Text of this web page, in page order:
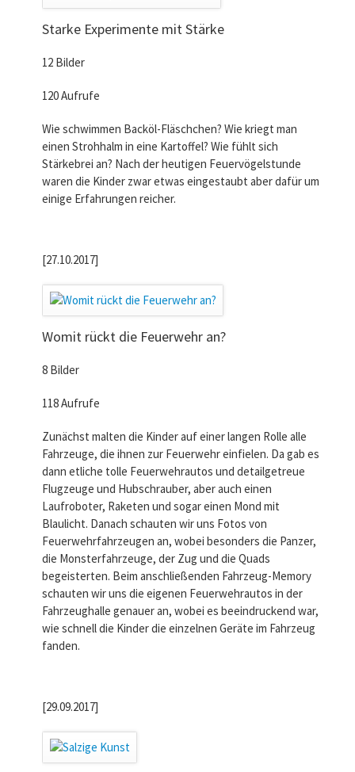
Starke Experimente mit Stärke
12 Bilder
120 Aufrufe
Wie schwimmen Backöl-Fläschchen? Wie kriegt man
einen Strohhalm in eine Kartoffel? Wie fühlt sich
Stärkebrei an? Nach der heutigen Feuervögelstunde
waren die Kinder zwar etwas eingestaubt aber dafür um
einige Erfahrungen reicher.
[27.10.2017]
Womit rückt die Feuerwehr an?
8 Bilder
118 Aufrufe
Zunächst malten die Kinder auf einer langen Rolle alle
Fahrzeuge, die ihnen zur Feuerwehr einfielen. Da gab es
dann etliche tolle Feuerwehrautos und detailgetreue
Flugzeuge und Hubschrauber, aber auch einen
Laufroboter, Raketen und sogar einen Mond mit
Blaulicht. Danach schauten wir uns Fotos von
Feuerwehrfahrzeugen an, wobei besonders die Panzer,
die Monsterfahrzeuge, der Zug und die Quads
begeisterten. Beim anschließenden Fahrzeug-Memory
schauten wir uns die eigenen Feuerwehrautos in der
Fahrzeughalle genauer an, wobei es beeindruckend war,
wie schnell die Kinder die einzelnen Geräte im Fahrzeug
fanden.
[29.09.2017]